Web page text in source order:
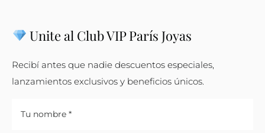
Unite al Club VIP París Joyas
Recibí antes que nadie descuentos especiales,
lanzamientos exclusivos y beneficios únicos.